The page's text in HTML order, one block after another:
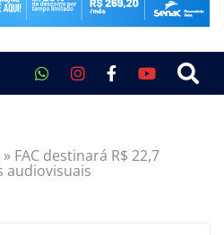
» FAC destinará R$ 22,7
audiovisuais